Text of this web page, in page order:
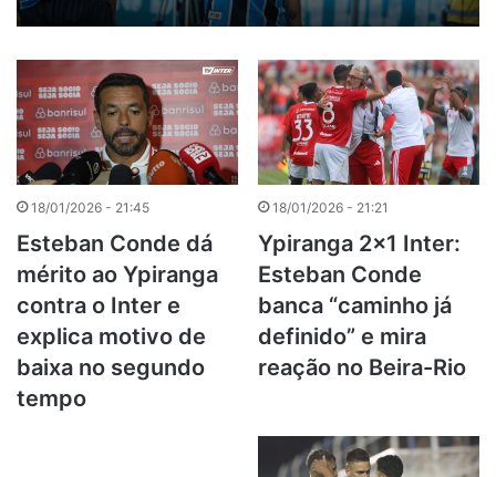
18/01/2026 - 21:45
Esteban Conde dá
mérito ao Ypiranga
contra o Inter e
explica motivo de
baixa no segundo
tempo
18/01/2026 - 21:21
Ypiranga 2×1 Inter:
Esteban Conde
banca “caminho já
definido” e mira
reação no Beira-Rio